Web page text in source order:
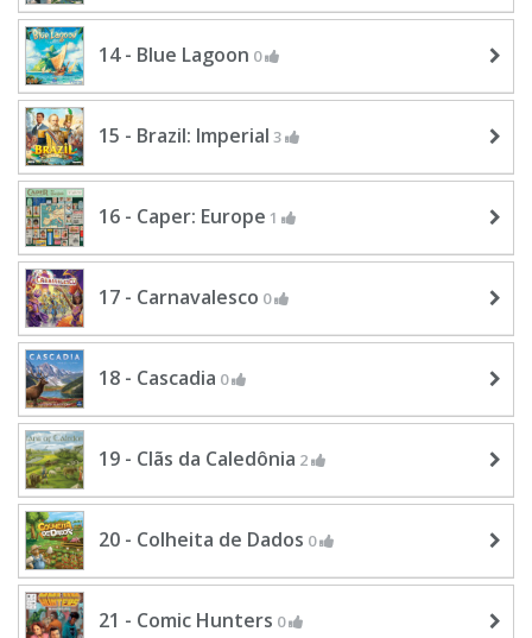
14 - Blue Lagoon 0
15 - Brazil: Imperial 3
16 - Caper: Europe 1
17 - Carnavalesco 0
18 - Cascadia 0
19 - Clãs da Caledônia 2
20 - Colheita de Dados 0
21 - Comic Hunters 0